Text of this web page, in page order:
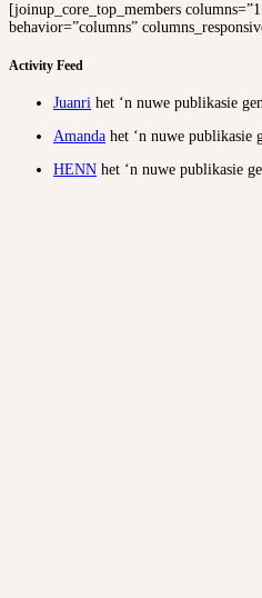
[joinup_core_top_members
behavior=”columns”
Activity Feed
Juanri het ‘n nuwe publikasie
Amanda het ‘n nuwe publikasie
HENN het ‘n nuwe publikasie